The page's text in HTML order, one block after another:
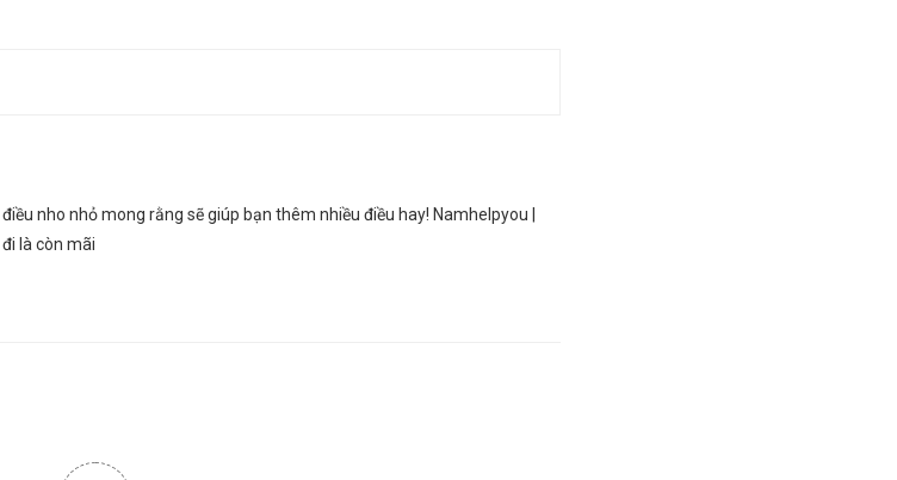
nho nhỏ mong rằng sẽ giúp bạn thêm nhiều điều hay! Namhelpyou |
là còn mãi